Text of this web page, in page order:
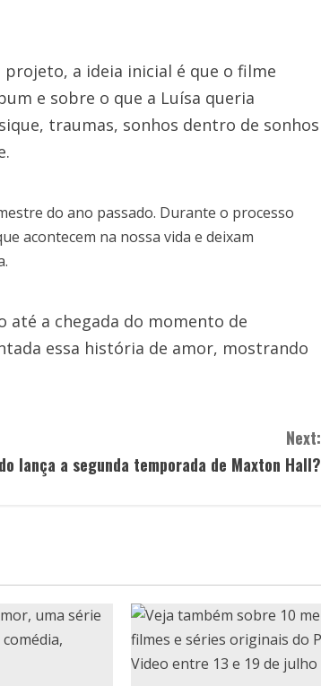
a ideia inicial é que o filme
e sobre o que a Luísa queria
traumas, sonhos dentro de sonhos
do ano passado. Durante o processo
acontecem na nossa vida e deixam
até a chegada do momento de
essa história de amor, mostrando
Next:
lança a segunda temporada de Maxton Hall?